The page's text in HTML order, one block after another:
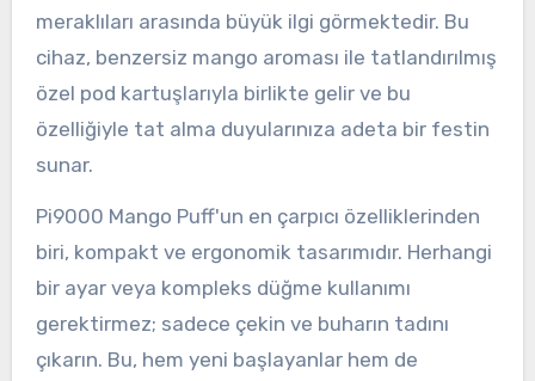
meraklıları arasında büyük ilgi görmektedir. Bu
cihaz, benzersiz mango aroması ile tatlandırılmış
özel pod kartuşlarıyla birlikte gelir ve bu
özelliğiyle tat alma duyularınıza adeta bir festin
sunar.
Pi9000 Mango Puff'un en çarpıcı özelliklerinden
biri, kompakt ve ergonomik tasarımıdır. Herhangi
bir ayar veya kompleks düğme kullanımı
gerektirmez; sadece çekin ve buharın tadını
çıkarın. Bu, hem yeni başlayanlar hem de